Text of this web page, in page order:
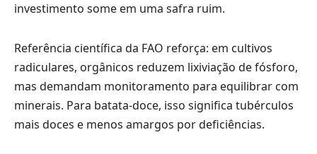
investimento some em uma safra ruim.
Referência científica da FAO reforça: em cultivos
radiculares, orgânicos reduzem lixiviação de fósforo,
mas demandam monitoramento para equilibrar com
minerais. Para batata-doce, isso significa tubérculos
mais doces e menos amargos por deficiências.